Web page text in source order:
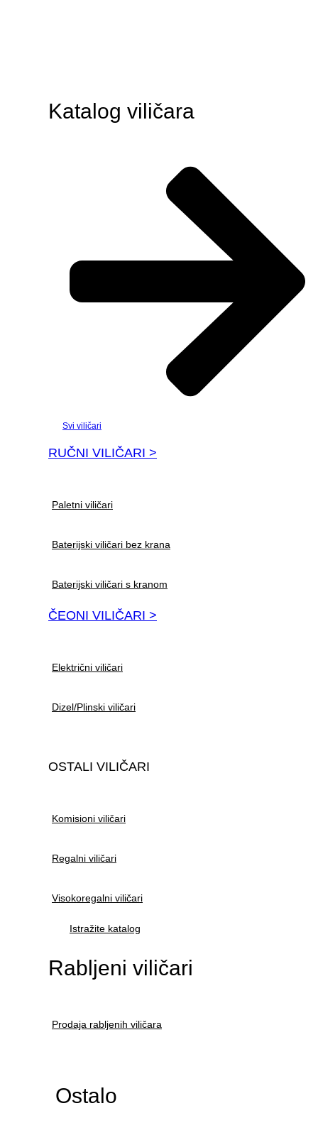
Katalog viličara
Svi viličari
RUČNI VILIČARI >
Paletni viličari
Baterijski viličari bez krana
Baterijski viličari s kranom
ČEONI VILIČARI >
Električni viličari
Dizel/Plinski viličari
OSTALI VILIČARI
Komisioni viličari
Regalni viličari
Visokoregalni viličari
Istražite katalog
Rabljeni viličari
Prodaja rabljenih viličara
Ostalo